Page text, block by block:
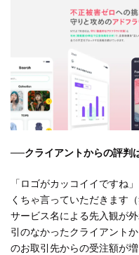
──クライアントからの評判
「ロゴがカッコイイですね
くちゃ言っていただきます（
サービス名による先入観が
引のなかったクライアント
のお取引先からの受注額が増